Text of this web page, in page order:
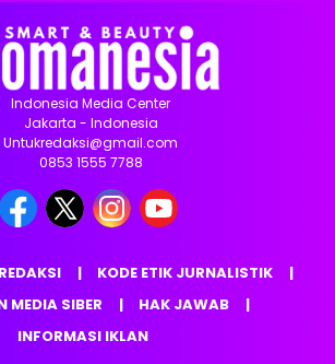
Indonesia Media Center
Jakarta - Indonesia
Untukredaksi@gmail.com
0853 1555 7788
KODE ETIK JURNALISTIK
MEDIA SIBER
HAK JAWAB
INFORMASI IKLAN